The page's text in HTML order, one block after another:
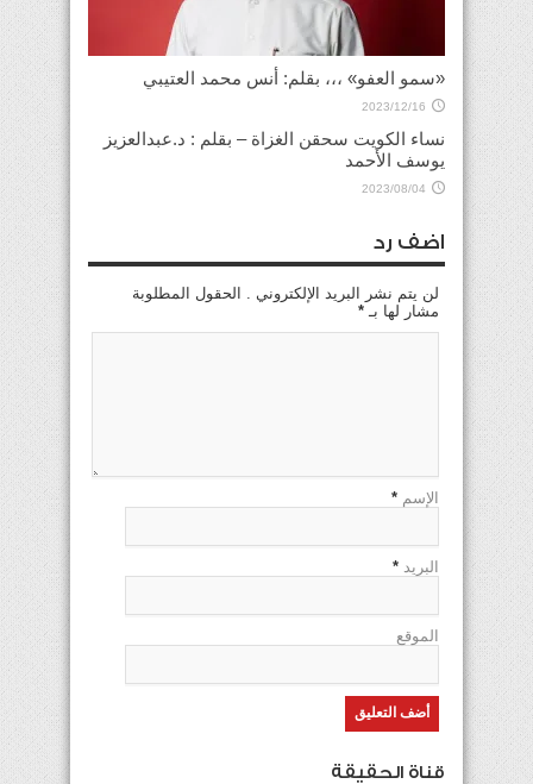
«سمو العفو» ،،، بقلم: أنس محمد العتيبي
2023/12/16
نساء الكويت سحقن الغزاة – بقلم : د.عبدالعزيز
يوسف الأحمد
2023/08/04
اضف رد
لن يتم نشر البريد الإلكتروني . الحقول المطلوبة
مشار لها بـ *
الإسم *
البريد *
الموقع
قناة الحقيقة